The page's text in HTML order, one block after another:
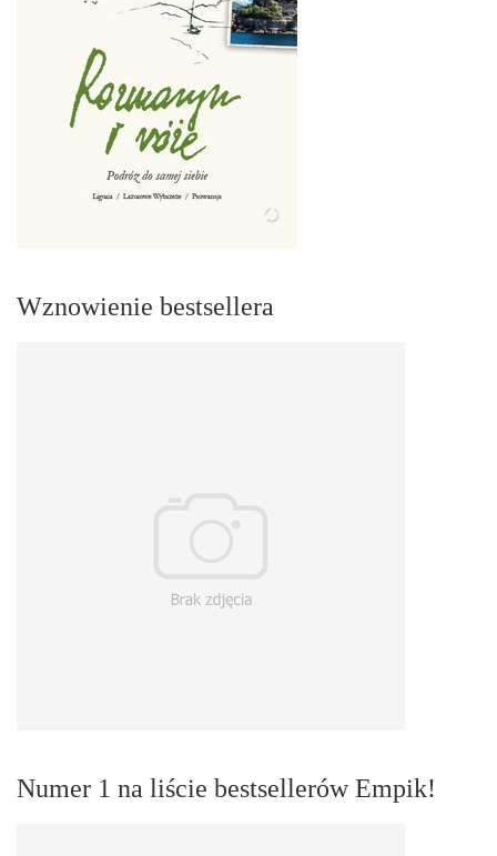
Wznowienie bestsellera
Numer 1 na liście bestsellerów Empik!